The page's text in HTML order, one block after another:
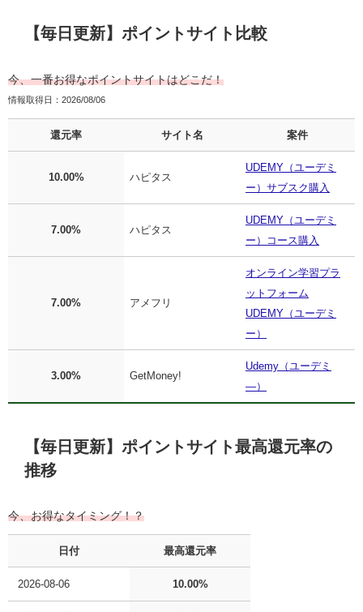
【毎日更新】ポイントサイト比較
今、一番お得なポイントサイトはどこだ！
情報取得日：2026/08/06
還元率 サイト名 案件
10.00% ハピタス
UDEMY（ユーデミ
ー）サブスク購入
7.00% ハピタス
UDEMY（ユーデミ
ー）コース購入
7.00% アメフリ
オンライン学習プラ
ットフォーム
UDEMY（ユーデミ
ー）
3.00% GetMoney!
Udemy（ユーデミ
―）
【毎日更新】ポイントサイト最高還元率の
推移
今、お得なタイミング！？
日付 最高還元率
2026-08-06 10.00%